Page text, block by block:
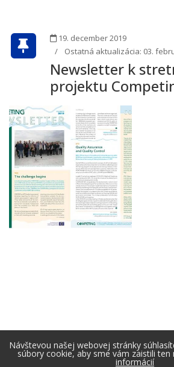
19. december 2019
Ostatná aktualizácia: 03.
Newsletter k
projektu
Návštevou našej webovej stránky
súbory cookie, aby sme vám zaistili ten
informácií